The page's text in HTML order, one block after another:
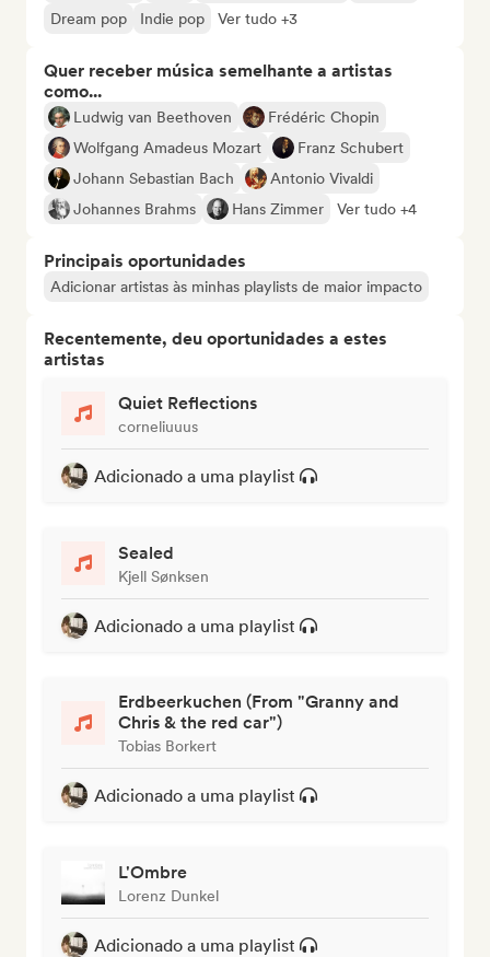
Dream pop
Indie pop Ver tudo +3
Quer receber música semelhante a artistas
como...
Ludwig van Beethoven
Frédéric Chopin
Wolfgang Amadeus Mozart
Franz Schubert
Johann Sebastian Bach
Antonio Vivaldi
Johannes Brahms
Hans Zimmer Ver tudo +4
Principais oportunidades
Adicionar artistas às minhas playlists de maior impacto
Recentemente, deu oportunidades a estes
artistas
Quiet Reflections
corneliuuus
Adicionado a uma playlist
Sealed
Kjell Sønksen
Adicionado a uma playlist
Erdbeerkuchen (From "Granny and
Chris & the red car")
Tobias Borkert
Adicionado a uma playlist
L'Ombre
Lorenz Dunkel
Adicionado a uma playlist